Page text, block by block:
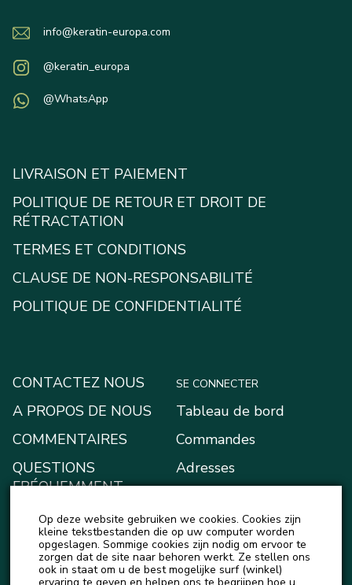
info@keratin-europa.com
@keratin_europa
@WhatsApp
LIVRAISON ET PAIEMENT
POLITIQUE DE RETOUR ET DROIT DE
RÉTRACTATION
TERMES ET CONDITIONS
CLAUSE DE NON-RESPONSABILITÉ
POLITIQUE DE CONFIDENTIALITÉ
CONTACTEZ NOUS
A PROPOS DE NOUS
COMMENTAIRES
QUESTIONS
FRÉQUEMMENT
BLOG
ACTUALITÉS
SE CONNECTER
Tableau de bord
Commandes
Adresses
Mon portefeuille
Account details
Logout
Op deze website gebruiken we cookies. Cookies zijn
kleine tekstbestanden die op uw computer worden
opgeslagen. Sommige cookies zijn nodig om ervoor te
zorgen dat de site naar behoren werkt. Ze stellen ons
ook in staat om u de best mogelijke surf (winkel)